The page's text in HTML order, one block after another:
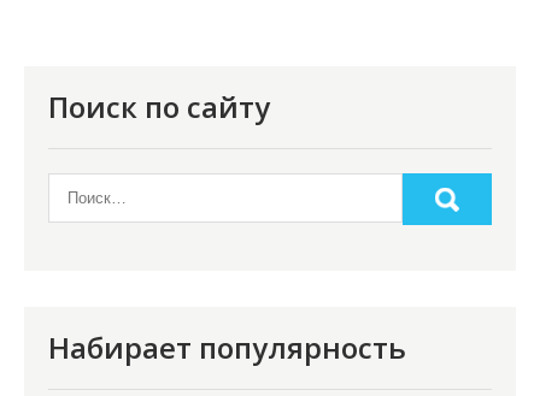
Поиск по сайту
Набирает популярность